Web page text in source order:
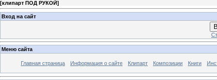
[клипарт ПОД РУКОЙ]
Вход на сайт
Меню сайта
Главная страница Информация о сайте Клипарт Композиции Книги